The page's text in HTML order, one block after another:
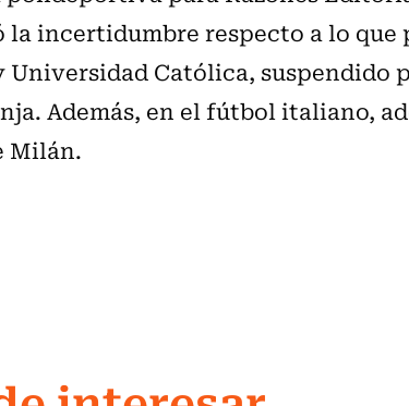
la incertidumbre respecto a lo
Universidad Católica, suspendido
Además, en el fútbol italiano,
Milán.